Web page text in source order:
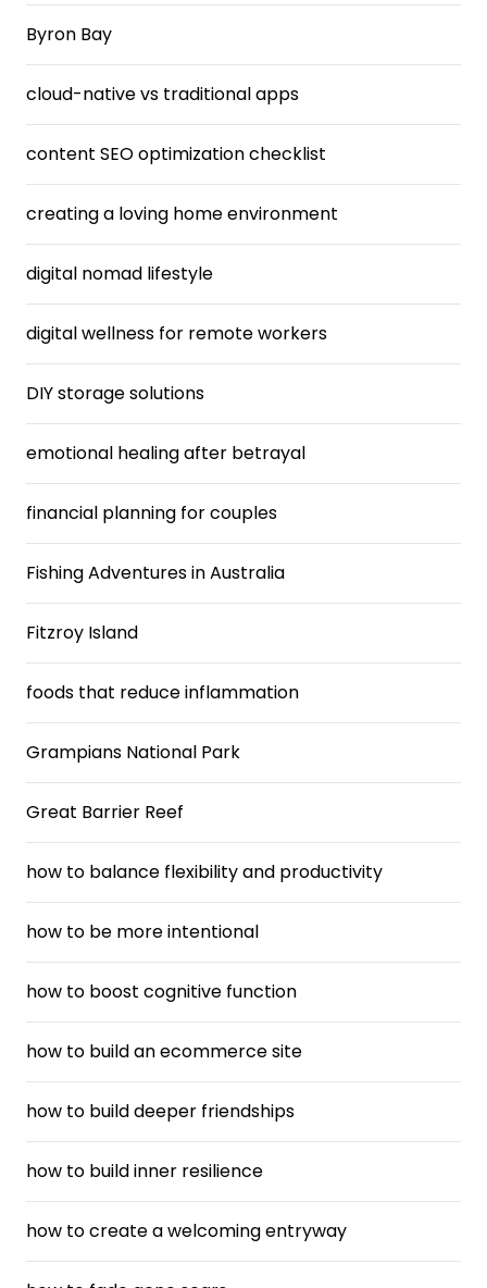
Byron Bay
cloud-native vs traditional apps
content SEO optimization checklist
creating a loving home environment
digital nomad lifestyle
digital wellness for remote workers
DIY storage solutions
emotional healing after betrayal
financial planning for couples
Fishing Adventures in Australia
Fitzroy Island
foods that reduce inflammation
Grampians National Park
Great Barrier Reef
how to balance flexibility and productivity
how to be more intentional
how to boost cognitive function
how to build an ecommerce site
how to build deeper friendships
how to build inner resilience
how to create a welcoming entryway